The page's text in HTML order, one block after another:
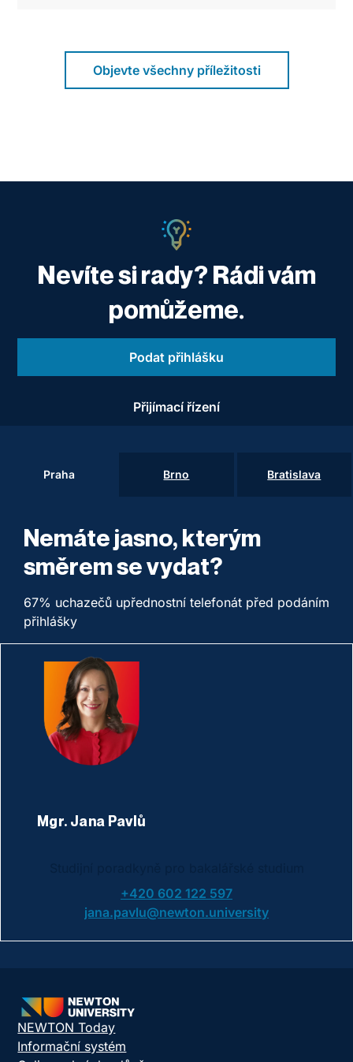
Objevte všechny příležitosti
Nevíte si rady? Rádi vám
pomůžeme.
Podat přihlášku
Přijímací řízení
Praha Brno Bratislava
Nemáte jasno, kterým
směrem se vydat?
67% uchazečů upřednostní telefonát před podáním
přihlášky
Mgr. Jana Pavlů
+420 602 122 597
jana.pavlu@newton.university
NEWTON Today
Informační systém